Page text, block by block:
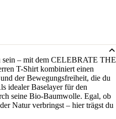
sein – mit dem CELEBRATE THE
T-Shirt kombiniert einen
der Bewegungsfreiheit, die du
idealer Baselayer für den
seine Bio-Baumwolle. Egal, ob
Natur verbringst – hier trägst du